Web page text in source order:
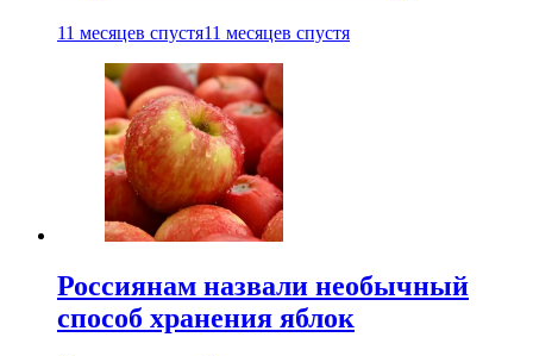
11 месяцев спустя11 месяцев спустя
Россиянам назвали необычный
способ хранения яблок